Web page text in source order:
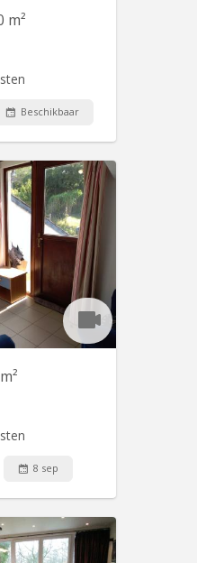
m²
Beschikbaar
8 sep
KV 1617
Agréable maison
6 étudiant(e)s,
en périphérie
Domiciliation
Wifi gratuit.
: 32 rue de
le-Grand. A
(4 taques...
KV 822